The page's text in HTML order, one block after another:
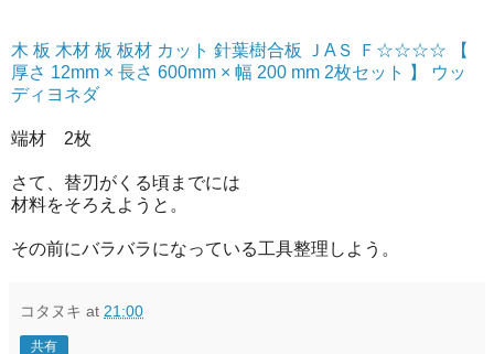
木 板 木材 板 板材 カット 針葉樹合板 ＪAＳ Ｆ☆☆☆☆ 【
厚さ 12mm × 長さ 600mm × 幅 200 mm 2枚セット 】 ウッ
ディヨネダ
端材 2枚
さて、替刃がくる頃までには
材料をそろえようと。
その前にバラバラになっている工具整理しよう。
コタヌキ at 21:00
共有